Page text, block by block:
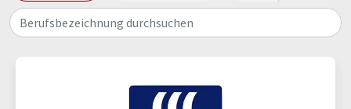
Berufsbezeichnung durchsuchen